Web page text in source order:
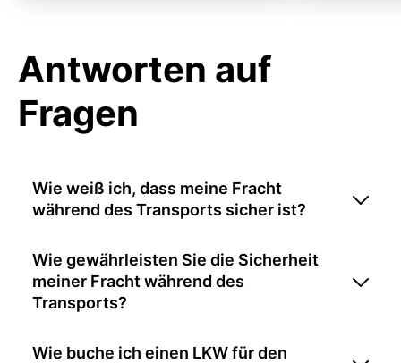
Antworten auf
Fragen
Wie weiß ich, dass meine Fracht
während des Transports sicher ist?
Wie gewährleisten Sie die Sicherheit
meiner Fracht während des
Transports?
Wie buche ich einen LKW für den